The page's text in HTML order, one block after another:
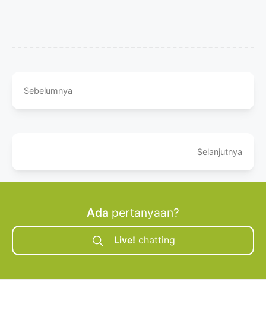
Sebelumnya
Selanjutnya
Ada pertanyaan?
Live! chatting